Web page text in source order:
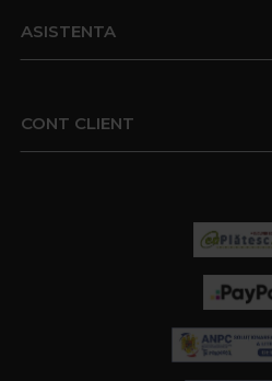
ASISTENTA
CONT CLIENT